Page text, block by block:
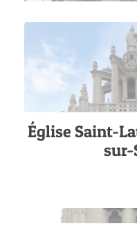
Église Saint-
sur-